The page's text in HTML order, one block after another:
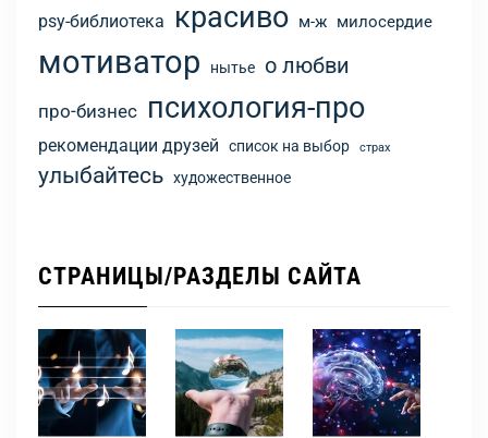
psy-библиотека красиво м-ж милосердие
мотиватор нытье о любви
про-бизнес психология-про
рекомендации друзей список на выбор страх
улыбайтесь художественное
СТРАНИЦЫ/РАЗДЕЛЫ САЙТА